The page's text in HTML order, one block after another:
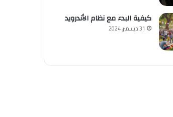
كيفية البدء مع نظام الأندرويد
31 ديسمبر, 2024